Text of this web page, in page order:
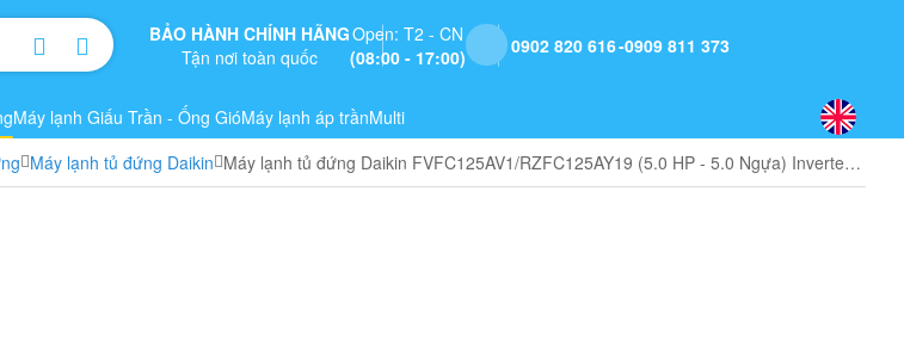
BẢO HÀNH CHÍNH HÃNG
Tận nơi toàn quốc
Open: T2 - CN
(08:00 - 17:00)
0902 820 616 0909 811 373
Máy lạnh Giấu Trần - Ống GióMáy lạnh áp trầnMulti
Máy lạnh tủ đứng Daikin Máy lạnh tủ đứng Daikin FVFC125AV1/RZFC125AY19 (5.0 HP - 5.0 Ngựa) Inverter - 3 pha